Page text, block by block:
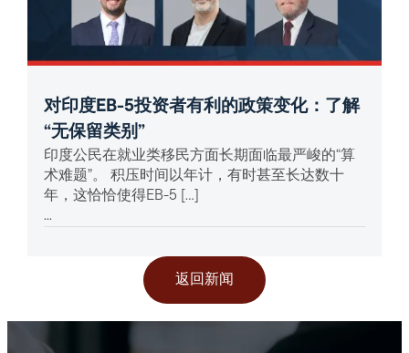
对印度EB-5投资者有利的政策变化：了解
“无保留类别”
印度公民在就业类移民方面长期面临最严峻的“算
术难题”。 积压时间以年计，有时甚至长达数十
年，这恰恰使得EB-5 […]
...
返回新闻